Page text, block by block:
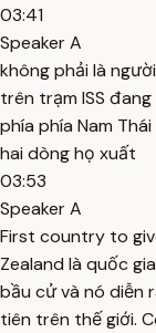
03:41
Speaker A
không phải là
trên trạm ISS
phía phía Nam
hai dòng họ xuất
03:53
Speaker A
First country to
Zealand là quốc
bầu cử và nó diễn
tiên trên thế giới.